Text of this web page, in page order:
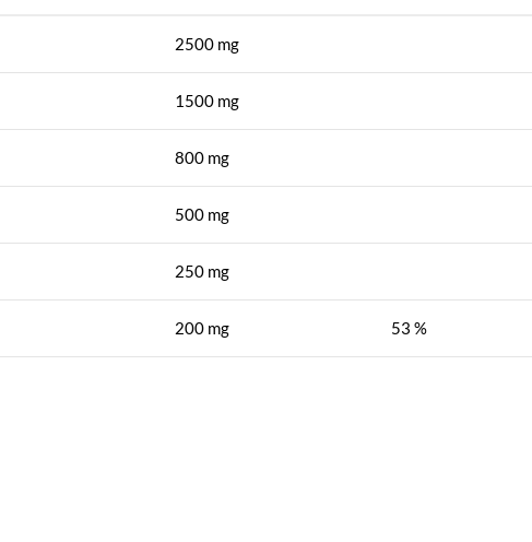
2500 mg
1500 mg
800 mg
500 mg
250 mg
200 mg 53 %